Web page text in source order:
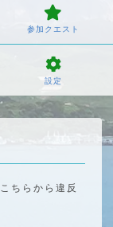
参加クエスト
設定
ちらから違反